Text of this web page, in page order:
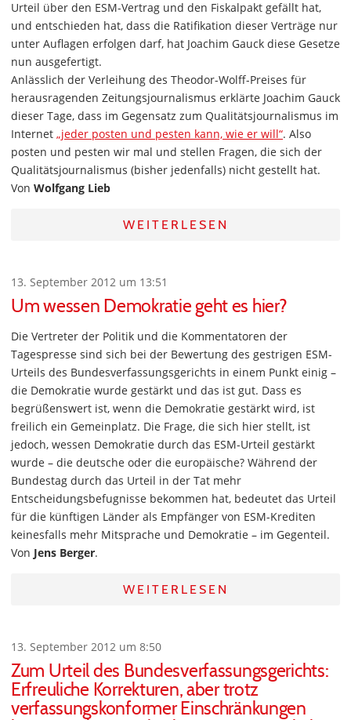
Urteil über den ESM-Vertrag und den Fiskalpakt gefällt hat,
und entschieden hat, dass die Ratifikation dieser Verträge nur
unter Auflagen erfolgen darf, hat Joachim Gauck diese Gesetze
nun ausgefertigt.
Anlässlich der Verleihung des Theodor-Wolff-Preises für
herausragenden Zeitungsjournalismus erklärte Joachim Gauck
dieser Tage, dass im Gegensatz zum Qualitätsjournalismus im
Internet „jeder posten und pesten kann, wie er will“. Also
posten und pesten wir mal und stellen Fragen, die sich der
Qualitätsjournalismus (bisher jedenfalls) nicht gestellt hat.
Von Wolfgang Lieb
WEITERLESEN
13. September 2012 um 13:51
Um wessen Demokratie geht es hier?
Die Vertreter der Politik und die Kommentatoren der
Tagespresse sind sich bei der Bewertung des gestrigen ESM-
Urteils des Bundesverfassungsgerichts in einem Punkt einig –
die Demokratie wurde gestärkt und das ist gut. Dass es
begrüßenswert ist, wenn die Demokratie gestärkt wird, ist
freilich ein Gemeinplatz. Die Frage, die sich hier stellt, ist
jedoch, wessen Demokratie durch das ESM-Urteil gestärkt
wurde – die deutsche oder die europäische? Während der
Bundestag durch das Urteil in der Tat mehr
Entscheidungsbefugnisse bekommen hat, bedeutet das Urteil
für die künftigen Länder als Empfänger von ESM-Krediten
keinesfalls mehr Mitsprache und Demokratie – im Gegenteil.
Von Jens Berger.
WEITERLESEN
13. September 2012 um 8:50
Zum Urteil des Bundesverfassungsgerichts:
Erfreuliche Korrekturen, aber trotz
verfassungskonformer Einschränkungen